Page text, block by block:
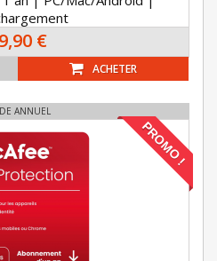
€
ACHETER
ANNUEL
PROMO !